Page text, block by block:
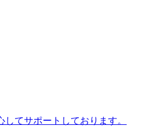
てサポートしております。